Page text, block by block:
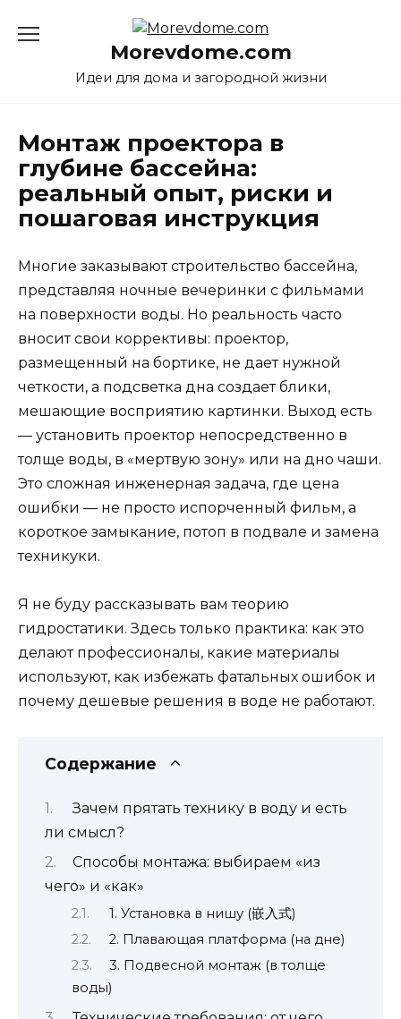
Morevdome.com
Идеи для дома и загородной жизни
Монтаж проектора в
глубине бассейна:
реальный опыт, риски и
пошаговая инструкция
Многие заказывают строительство бассейна,
представляя ночные вечеринки с фильмами
на поверхности воды. Но реальность часто
вносит свои коррективы: проектор,
размещенный на бортике, не дает нужной
четкости, а подсветка дна создает блики,
мешающие восприятию картинки. Выход есть
— установить проектор непосредственно в
толще воды, в «мертвую зону» или на дно чаши.
Это сложная инженерная задача, где цена
ошибки — не просто испорченный фильм, а
короткое замыкание, потоп в подвале и замена
техникуки.
Я не буду рассказывать вам теорию
гидростатики. Здесь только практика: как это
делают профессионалы, какие материалы
используют, как избежать фатальных ошибок и
почему дешевые решения в воде не работают.
Содержание
Зачем прятать технику в воду и есть
ли смысл?
Способы монтажа: выбираем «из
чего» и «как»
1. Установка в нишу (嵌入式)
2. Плавающая платформа (на дне)
3. Подвесной монтаж (в толще
воды)